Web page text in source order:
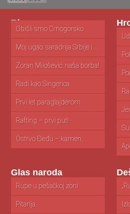
Blog
Obišli smo Crnogorsko
Moj ugao: saradnja Srbije i...
Zoran Milošević: naša borba!
Radi kao Singerica
Prvi let paraglajderom
Rafting – prvi put!
Ostrvo Đeđu – kamen,
Glas naroda
Rupe u pešačkoj zoni
Pitanja